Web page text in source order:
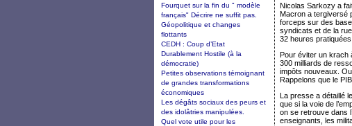
Nicolas Sarkozy a
Macron a tergiversé
forceps sur des
syndicats et de la
32 heures
Pour éviter un krach
300 milliards de
impôts nouveaux.
Rappelons que le
La presse a détaillé
que si la voie de
on se retrouve dans
enseignants, les
Fourquet sur la fin du " modèle
français" Décrire ne suffit pas.
Géopolitique et changes
flottants
CEDH : Coup d’Etat
Durablement Hostile (à la
démocratie)
Petites observations témoignant
de grandes transformations
économiques
Les dégâts sociaux des peurs et
des idolâtries manipulées.
Quel vote utile pour les